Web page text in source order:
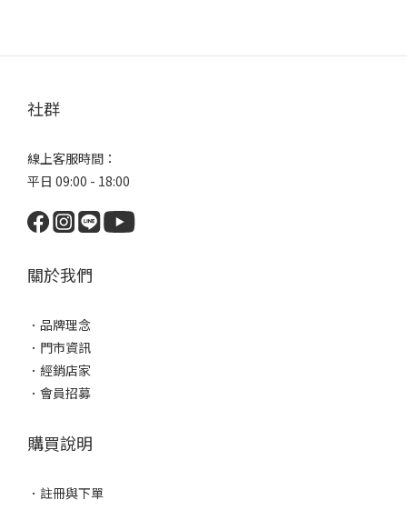
社群
線上客服時間：
平日 09:00 - 18:00
關於我們
． 品牌理念
． 門市資訊
． 經銷店家
． 會員招募
購買說明
． 註冊與下單